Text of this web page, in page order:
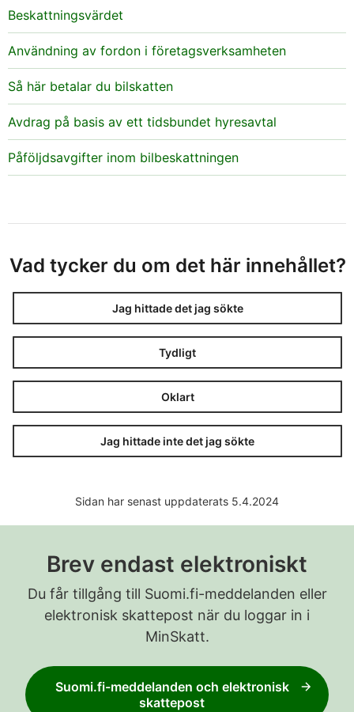
Namnet på
fordonets
utrustningsnivå
Fordonets
Prisets sista
Beskattningsvärdet
Användning av fordon i företagsverksamheten
Så här betalar du bilskatten
Avdrag på basis av ett tidsbundet hyresavtal
Påföljdsavgifter inom bilbeskattningen
Vad tycker du om det här innehållet?
Jag hittade det jag sökte
Tydligt
Oklart
Jag hittade inte det jag sökte
Sidan har senast uppdaterats 5.4.2024
Brev endast elektroniskt
Du får tillgång till Suomi.fi-meddelanden eller
elektronisk skattepost när du loggar in i
MinSkatt.
Suomi.fi-meddelanden och elektronisk
skattepost